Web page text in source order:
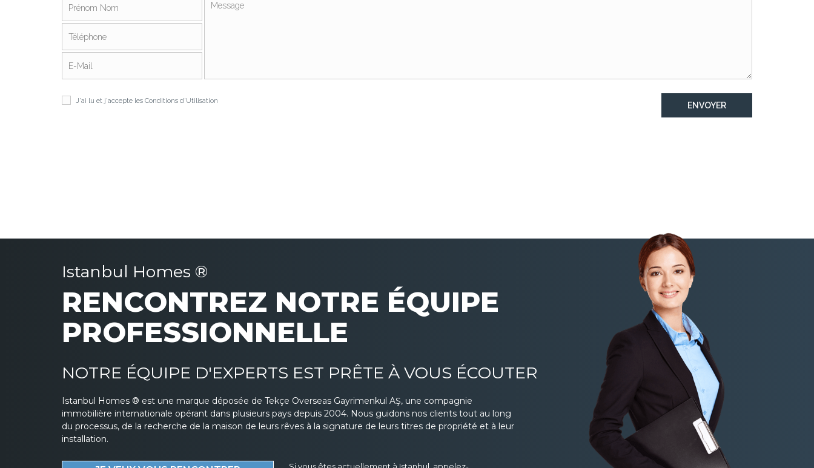
J'ai lu et j'accepte les Conditions d'Utilisation
Istanbul Homes ®
RENCONTREZ NOTRE ÉQUIPE
PROFESSIONNELLE
NOTRE ÉQUIPE D'EXPERTS EST PRÊTE À VOUS ÉCOUTER
Istanbul Homes ® est une marque déposée de Tekçe Overseas Gayrimenkul AŞ, une compagnie
immobilière internationale opérant dans plusieurs pays depuis 2004. Nous guidons nos clients tout au long
du processus, de la recherche de la maison de leurs rêves à la signature de leurs titres de propriété et à leur
installation.